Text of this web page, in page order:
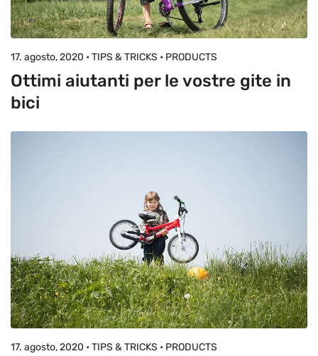
17. agosto, 2020 • TIPS & TRICKS • PRODUCTS
Ottimi aiutanti per le vostre gite in
bici
17. agosto, 2020 • TIPS & TRICKS • PRODUCTS